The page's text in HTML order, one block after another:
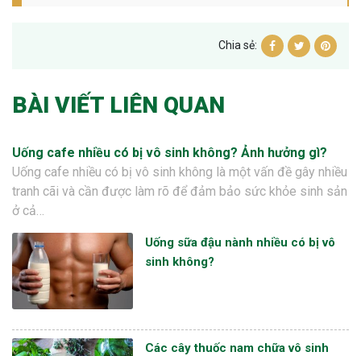
Chia sẻ:
BÀI VIẾT LIÊN QUAN
Uống cafe nhiều có bị vô sinh không? Ảnh hưởng gì?
Uống cafe nhiều có bị vô sinh không là một vấn đề gây nhiều
tranh cãi và cần được làm rõ để đảm bảo sức khỏe sinh sản
ở cả…
Uống sữa đậu nành nhiều có bị vô
sinh không?
Các cây thuốc nam chữa vô sinh